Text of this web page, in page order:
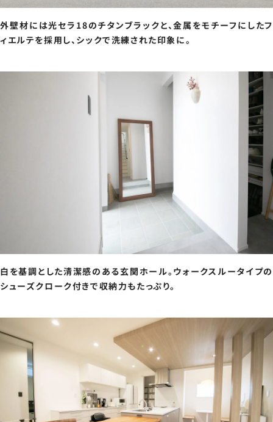
外壁材には光セラ18のチタンブラックと、金属をモチーフにしたフ
ィエルテを採用し、シックで洗練された印象に。
白を基調とした清潔感のある玄関ホール。ウォークスルータイプの
シューズクローク付きで収納力もたっぷり。